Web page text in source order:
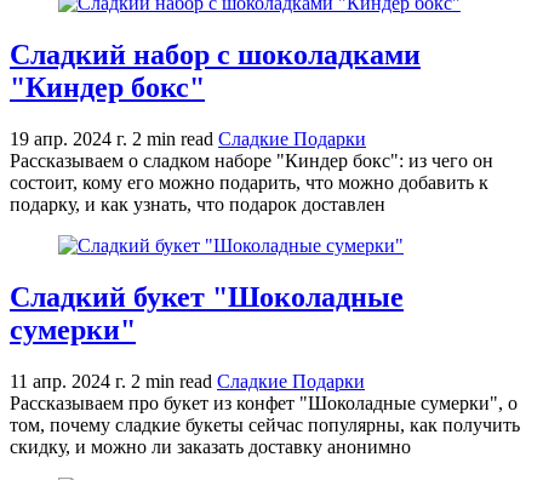
Сладкий набор с шоколадками
"Киндер бокс"
19 апр. 2024 г. 2 min read Сладкие Подарки
Рассказываем о сладком наборе "Киндер бокс": из чего он
состоит, кому его можно подарить, что можно добавить к
подарку, и как узнать, что подарок доставлен
Сладкий букет "Шоколадные
сумерки"
11 апр. 2024 г. 2 min read Сладкие Подарки
Рассказываем про букет из конфет "Шоколадные сумерки", о
том, почему сладкие букеты сейчас популярны, как получить
скидку, и можно ли заказать доставку анонимно